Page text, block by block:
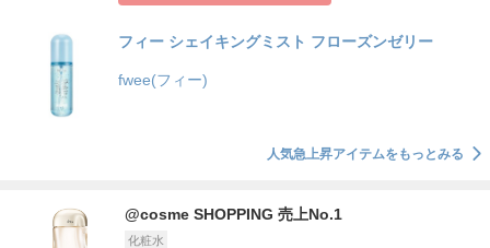
フィー シェイキングミスト フローズンゼリー
fwee(フィー)
人気急上昇アイテムをもっとみる
@cosme SHOPPING 売上No.1
化粧水